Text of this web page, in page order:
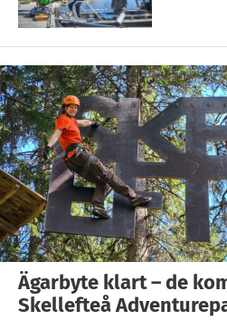
Ägarbyte klart – de
Skellefteå